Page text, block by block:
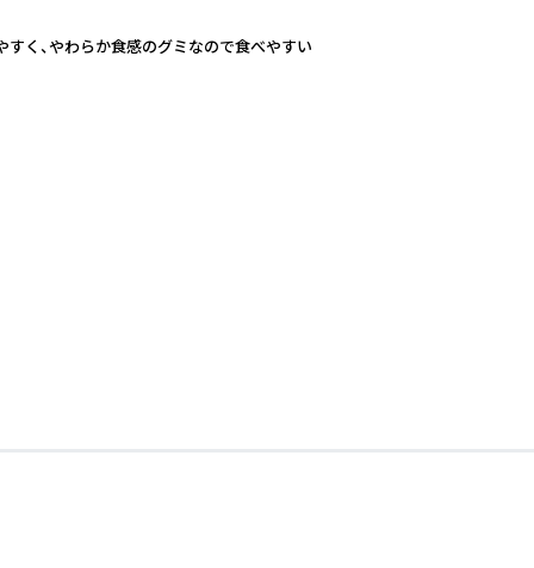
く、やわらか食感のグミなので食べやすい